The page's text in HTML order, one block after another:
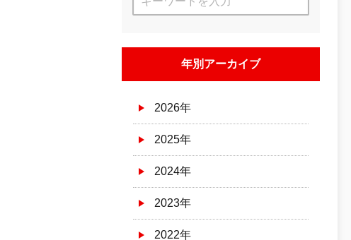
年別アーカイブ
2026年
2025年
2024年
2023年
2022年